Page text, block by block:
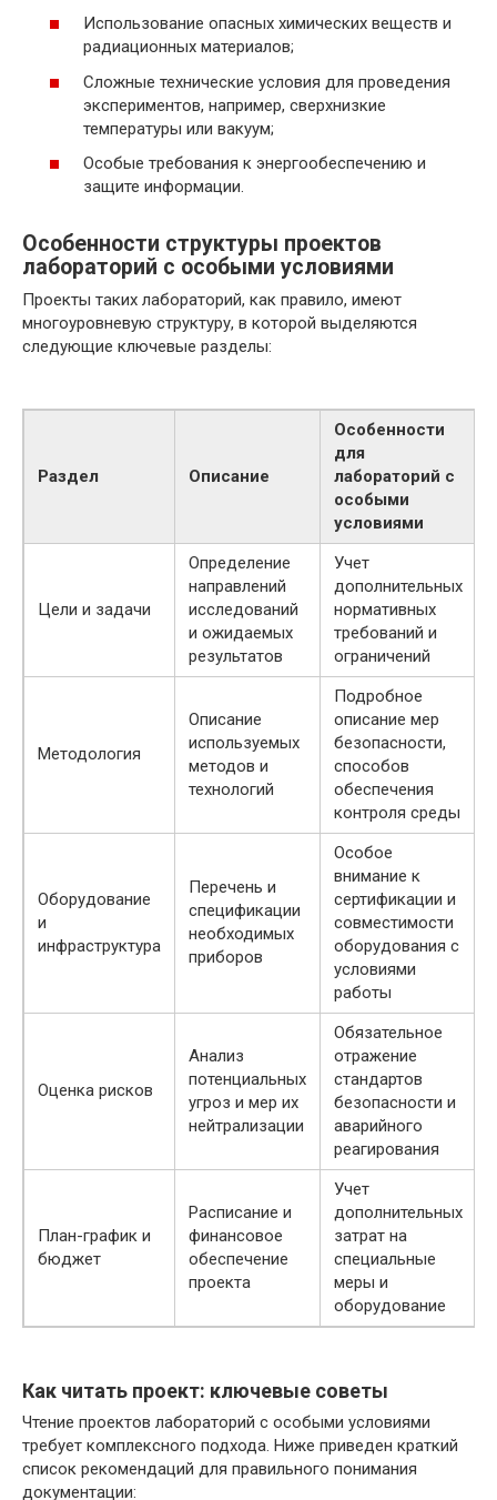
Использование опасных химических веществ и
радиационных материалов;
Сложные технические условия для проведения
экспериментов, например, сверхнизкие
температуры или вакуум;
Особые требования к энергообеспечению и
защите информации.
Особенности структуры проектов
лабораторий с особыми условиями
Проекты таких лабораторий, как правило, имеют
многоуровневую структуру, в которой выделяются
следующие ключевые разделы:
Раздел Описание
Особенности
для
лабораторий с
особыми
условиями
Цели и задачи
Определение
направлений
исследований
и ожидаемых
результатов
Учет
дополнительных
нормативных
требований и
ограничений
Методология
Описание
используемых
методов и
технологий
Подробное
описание мер
безопасности,
способов
обеспечения
контроля среды
Оборудование
и
инфраструктура
Перечень и
спецификации
необходимых
приборов
Особое
внимание к
сертификации и
совместимости
оборудования с
условиями
работы
Оценка рисков
Анализ
потенциальных
угроз и мер их
нейтрализации
Обязательное
отражение
стандартов
безопасности и
аварийного
реагирования
План-график и
бюджет
Расписание и
финансовое
обеспечение
проекта
Учет
дополнительных
затрат на
специальные
меры и
оборудование
Как читать проект: ключевые советы
Чтение проектов лабораторий с особыми условиями
требует комплексного подхода. Ниже приведен краткий
список рекомендаций для правильного понимания
документации: